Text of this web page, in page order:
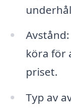
köra för
priset.
Typ av